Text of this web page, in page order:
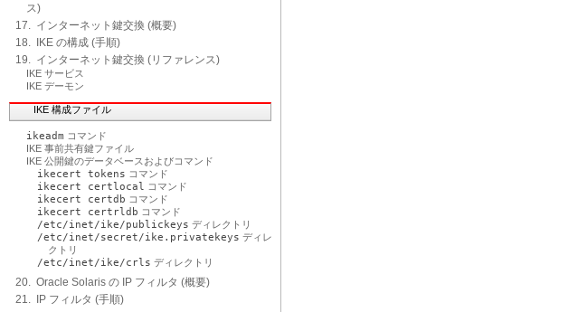
ス)
17. インターネット鍵交換 (概要)
18. IKE の構成 (手順)
19. インターネット鍵交換 (リファレンス)
IKE サービス
IKE デーモン
IKE 構成ファイル
ikeadm コマンド
IKE 事前共有鍵ファイル
IKE 公開鍵のデータベースおよびコマンド
ikecert tokens コマンド
ikecert certlocal コマンド
ikecert certdb コマンド
ikecert certrldb コマンド
/etc/inet/ike/publickeys ディレクトリ
/etc/inet/secret/ike.privatekeys ディレ
クトリ
/etc/inet/ike/crls ディレクトリ
20. Oracle Solaris の IP フィルタ (概要)
21. IP フィルタ (手順)